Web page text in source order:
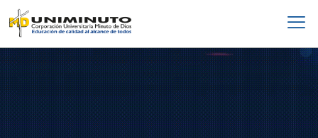
contenido